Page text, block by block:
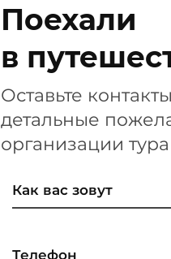
Поехали
в
Оставьте
детальные
организации тура